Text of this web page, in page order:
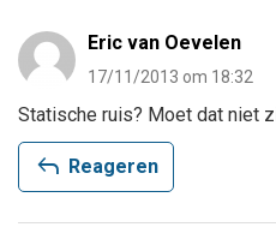
Eric van Oevelen
17/11/2013 om 18:32
Statische ruis? Moet dat niet
reply Reageren